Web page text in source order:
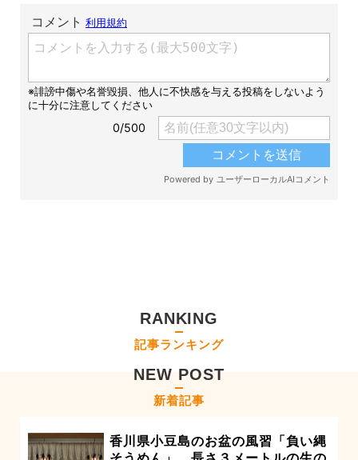
RANKING
記事ランキング
NEW POST
新着記事
香川県小豆島のお盆の風習「負い縄